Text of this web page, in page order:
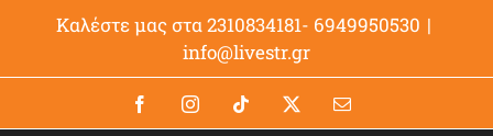
Μετάβαση
περιεχόμενο
Καλέστε μας στα 2310834181- 6949950530 |
info@livestr.gr
FacebookInstagramTiktok Email